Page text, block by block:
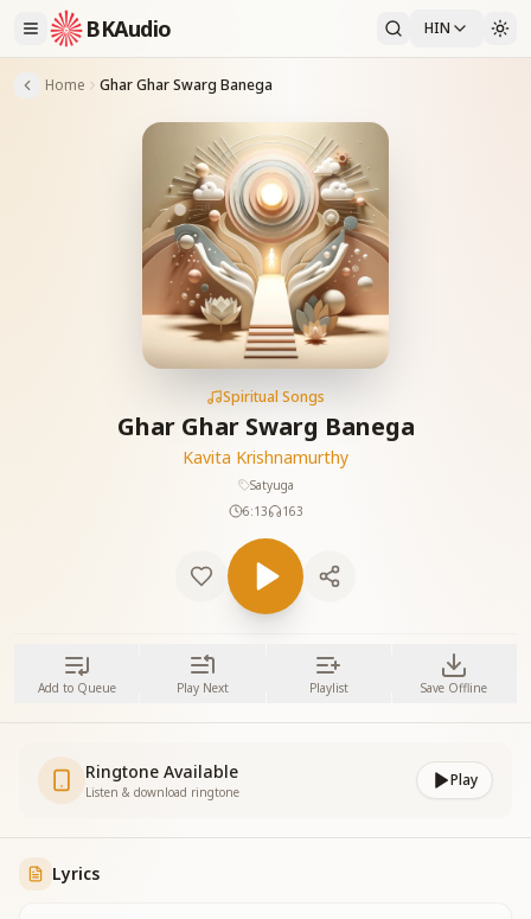
BKAudio HIN
Home Ghar Ghar Swarg Banega
Spiritual Songs
Ghar Ghar Swarg Banega
Kavita Krishnamurthy
Satyuga
6:13
163
Add to Queue Play Next Playlist Save Offline
Ringtone Available
Listen & download ringtone
Play
Lyrics